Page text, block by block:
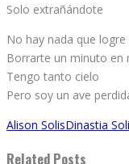
Solo extrañándote
No hay nada que logre
Borrarte un minuto en
Tengo tanto cielo
Pero soy un ave
Alison SolisDinastia
Related Posts